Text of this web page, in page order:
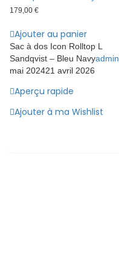
179,00 €
Ajouter au panier
Sac à dos Icon Rolltop L
Sandqvist – Bleu Navyadmin
mai 202421 avril 2026
Aperçu rapide
Ajouter à ma Wishlist